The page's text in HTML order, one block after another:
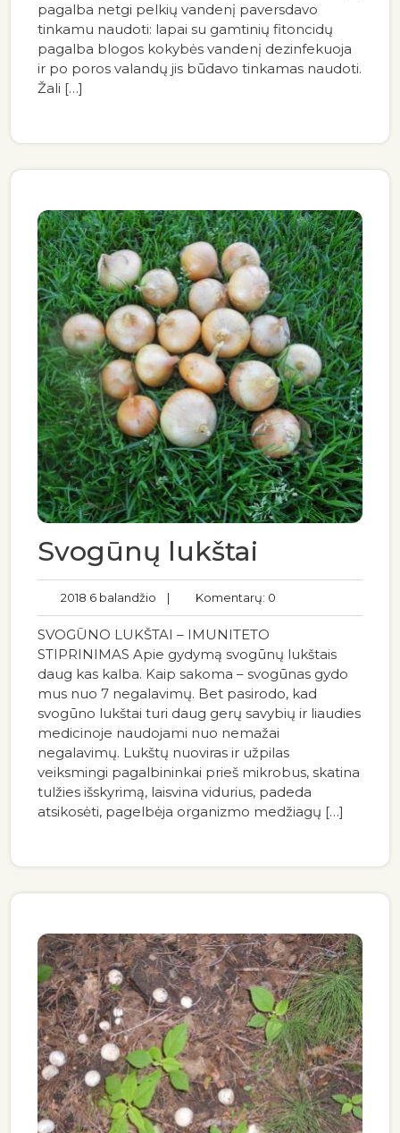
pagalba netgi pelkių vandenį paversdavo
tinkamu naudoti: lapai su gamtinių fitoncidų
pagalba blogos kokybės vandenį dezinfekuoja
ir po poros valandų jis būdavo tinkamas naudoti.
Žali […]
Svogūnų lukštai
2018 6 balandžio | Komentarų: 0
SVOGŪNO LUKŠTAI – IMUNITETO
STIPRINIMAS Apie gydymą svogūnų lukštais
daug kas kalba. Kaip sakoma – svogūnas gydo
mus nuo 7 negalavimų. Bet pasirodo, kad
svogūno lukštai turi daug gerų savybių ir liaudies
medicinoje naudojami nuo nemažai
negalavimų. Lukštų nuoviras ir užpilas
veiksmingi pagalbininkai prieš mikrobus, skatina
tulžies išskyrimą, laisvina vidurius, padeda
atsikosėti, pagelbėja organizmo medžiagų […]